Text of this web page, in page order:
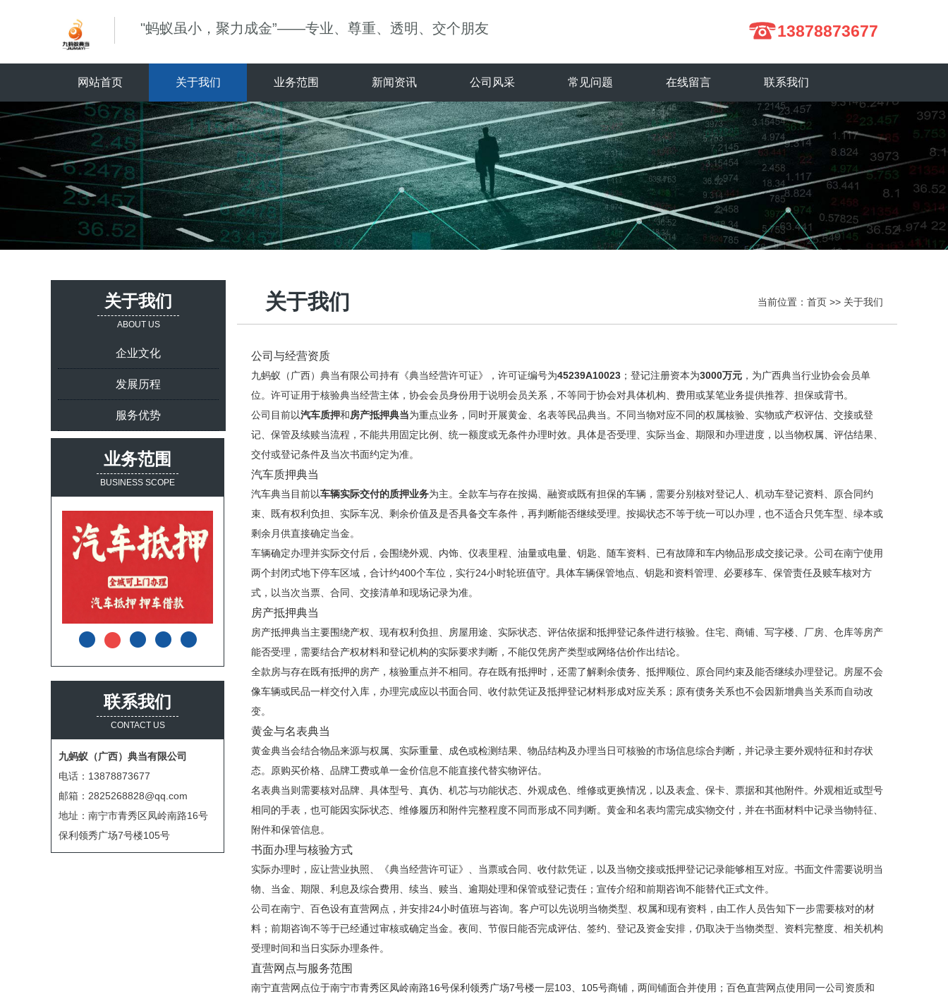
"蚂蚁虽小，聚力成金”——专业、尊重、透明、交个朋友 13878873677
网站首页 关于我们 业务范围 新闻资讯 公司风采 常见问题 在线留言 联系我们
关于我们
ABOUT US
企业文化
发展历程
服务优势
业务范围
BUSINESS SCOPE
联系我们
CONTACT US
九蚂蚁（广西）典当有限公司
电话：13878873677
邮箱：2825268828@qq.com
地址：南宁市青秀区凤岭南路16号
保利领秀广场7号楼105号
关于我们 当前位置： 首页 >> 关于我们
公司与经营资质
九蚂蚁（广西）典当有限公司持有《典当经营许可证》，许可证编号为45239A10023 ；登记注册资本为3000万元 ，为广西典当行业协会会员单
位。许可证用于核验典当经营主体，协会会员身份用于说明会员关系，不等同于协会对具体机构、费用或某笔业务提供推荐、担保或背书。
公司目前以汽车质押和房产抵押典当为重点业务，同时开展黄金、名表等民品典当。不同当物对应不同的权属核验、实物或产权评估、交接或登
记、保管及续赎当流程，不能共用固定比例、统一额度或无条件办理时效。具体是否受理、实际当金、期限和办理进度，以当物权属、评估结果、
交付或登记条件及当次书面约定为准。
汽车质押典当
汽车典当目前以车辆实际交付的质押业务为主。全款车与存在按揭、融资或既有担保的车辆，需要分别核对登记人、机动车登记资料、原合同约
束、既有权利负担、实际车况、剩余价值及是否具备交车条件，再判断能否继续受理。按揭状态不等于统一可以办理，也不适合只凭车型、绿本或
剩余月供直接确定当金。
车辆确定办理并实际交付后，会围绕外观、内饰、仪表里程、油量或电量、钥匙、随车资料、已有故障和车内物品形成交接记录。公司在南宁使用
两个封闭式地下停车区域，合计约400个车位，实行24小时轮班值守。具体车辆保管地点、钥匙和资料管理、必要移车、保管责任及赎车核对方
式，以当次当票、合同、交接清单和现场记录为准。
房产抵押典当
房产抵押典当主要围绕产权、现有权利负担、房屋用途、实际状态、评估依据和抵押登记条件进行核验。住宅、商铺、写字楼、厂房、仓库等房产
能否受理，需要结合产权材料和登记机构的实际要求判断，不能仅凭房产类型或网络估价作出结论。
全款房与存在既有抵押的房产，核验重点并不相同。存在既有抵押时，还需了解剩余债务、抵押顺位、原合同约束及能否继续办理登记。房屋不会
像车辆或民品一样交付入库，办理完成应以书面合同、收付款凭证及抵押登记材料形成对应关系；原有债务关系也不会因新增典当关系而自动改
变。
黄金与名表典当
黄金典当会结合物品来源与权属、实际重量、成色或检测结果、物品结构及办理当日可核验的市场信息综合判断，并记录主要外观特征和封存状
态。原购买价格、品牌工费或单一金价信息不能直接代替实物评估。
名表典当则需要核对品牌、具体型号、真伪、机芯与功能状态、外观成色、维修或更换情况，以及表盒、保卡、票据和其他附件。外观相近或型号
相同的手表，也可能因实际状态、维修履历和附件完整程度不同而形成不同判断。黄金和名表均需完成实物交付，并在书面材料中记录当物特征、
附件和保管信息。
书面办理与核验方式
实际办理时，应让营业执照、《典当经营许可证》、当票或合同、收付款凭证，以及当物交接或抵押登记记录能够相互对应。书面文件需要说明当
物、当金、期限、利息及综合费用、续当、赎当、逾期处理和保管或登记责任；宣传介绍和前期咨询不能替代正式文件。
公司在南宁、百色设有直营网点，并安排24小时值班与咨询。客户可以先说明当物类型、权属和现有资料，由工作人员告知下一步需要核对的材
料；前期咨询不等于已经通过审核或确定当金。夜间、节假日能否完成评估、签约、登记及资金安排，仍取决于当物类型、资料完整度、相关机构
受理时间和当日实际办理条件。
直营网点与服务范围
南宁直营网点位于南宁市青秀区凤岭南路16号保利领秀广场7号楼一层103、105号商铺，两间铺面合并使用；百色直营网点使用同一公司资质和